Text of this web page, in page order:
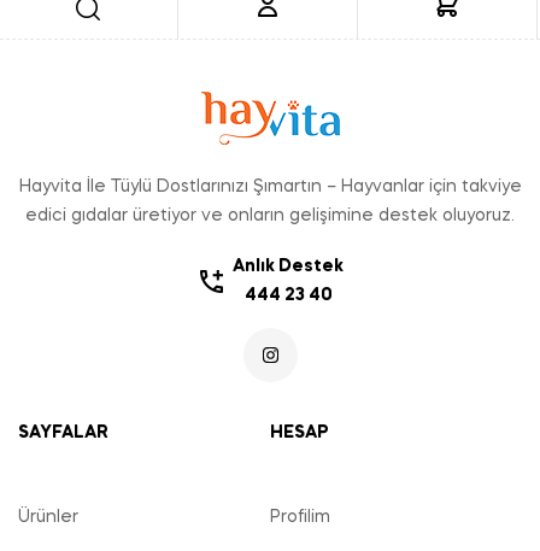
Hayvita İle Tüylü Dostlarınızı Şımartın – Hayvanlar için takviye
edici gıdalar üretiyor ve onların gelişimine destek oluyoruz.
Anlık Destek
444 23 40
SAYFALAR
Ürünler
HESAP
Profilim